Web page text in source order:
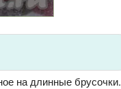
на длинные брусочки.